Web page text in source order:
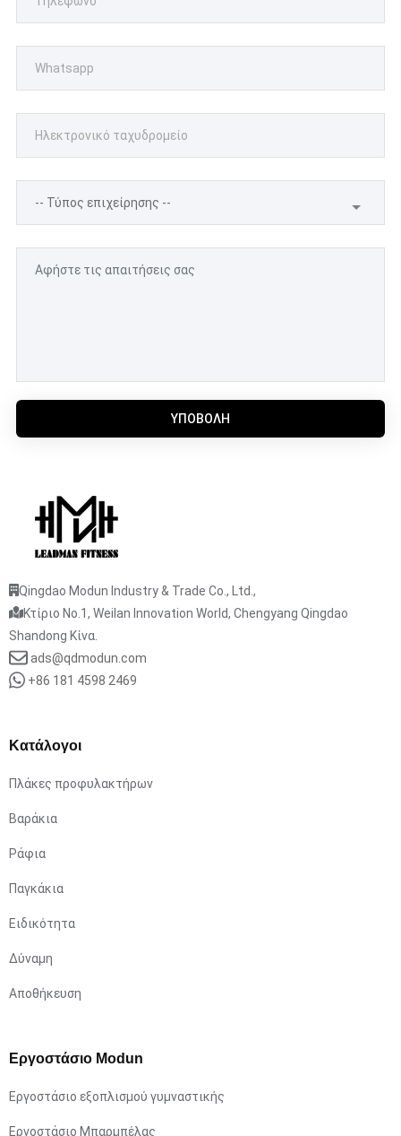
ΥΠΟΒΟΛΉ
Qingdao Modun Industry & Trade Co., Ltd.,
Κτίριο No.1, Weilan Innovation World, Chengyang Qingdao
Shandong Κίνα.
ads@qdmodun.com
+86 181 4598 2469
Κατάλογοι
Πλάκες προφυλακτήρων
Βαράκια
Ράφια
Παγκάκια
Ειδικότητα
Δύναμη
Αποθήκευση
Εργοστάσιο Modun
Εργοστάσιο εξοπλισμού γυμναστικής
Εργοστάσιο Μπαρμπέλας